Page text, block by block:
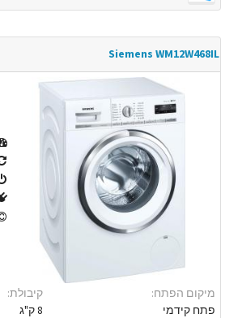
Siemens WM12W468IL
מיקום הפתח:
פתח קידמי
קיבולת:
8 ק"ג